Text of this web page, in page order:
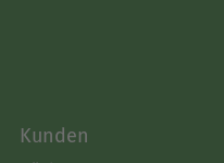
Kunden